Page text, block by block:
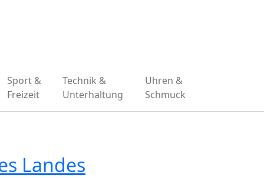
Sport &
Freizeit
Technik &
Unterhaltung
Uhren &
Schmuck
Landes